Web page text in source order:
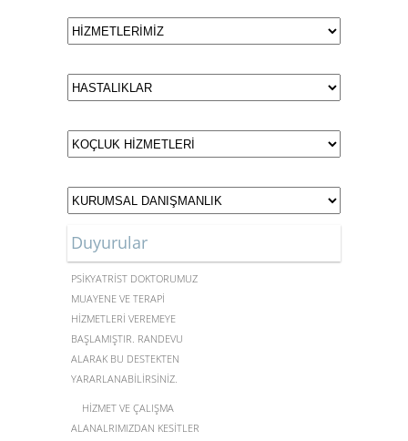
Duyurular
MERKEZİMİZDE UZMAN
PSİKYATRİST DOKTORUMUZ
MUAYENE VE TERAPİ
HİZMETLERİ VEREMEYE
BAŞLAMIŞTIR. RANDEVU
ALARAK BU DESTEKTEN
YARARLANABİLİRSİNİZ.
HİZMET VE ÇALIŞMA
ALANALRIMIZDAN KESİTLER